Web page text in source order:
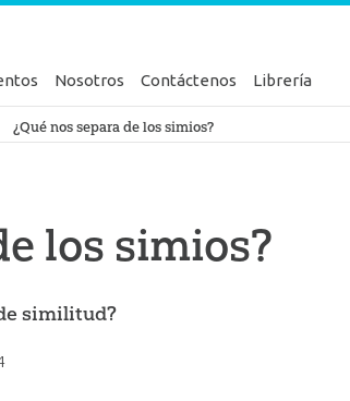
Nosotros Contáctenos Librería
¿Qué nos separa de los simios?
los simios?
similitud?